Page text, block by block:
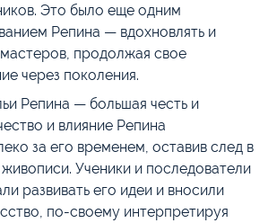
Это было еще одним
Репина — вдохновлять и
продолжая свое
через поколения.
Репина — большая честь и
и влияние Репина
за его временем, оставив след в
Ученики и последователи
развивать его идеи и вносили
по-своему интерпретируя